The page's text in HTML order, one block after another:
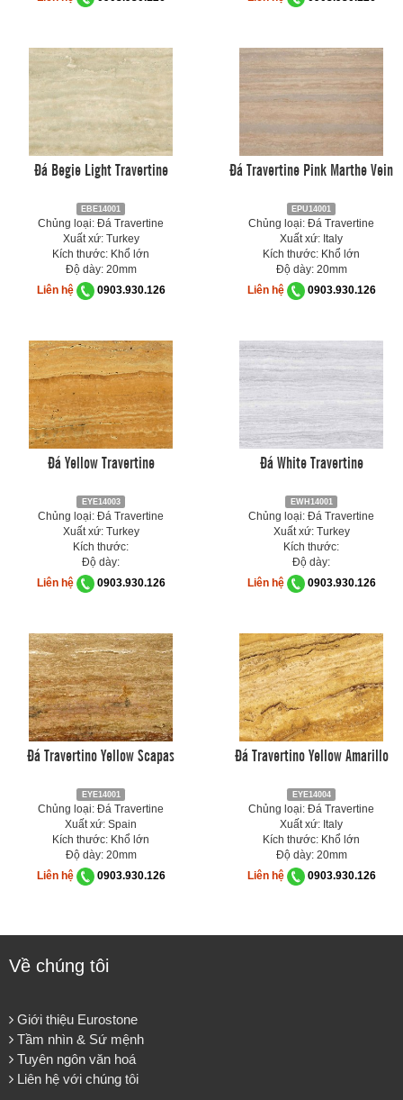
Đá Begie Light Travertine
EBE14001
Chủng loại: Đá Travertine
Xuất xứ: Turkey
Kích thước: Khổ lớn
Độ dày: 20mm
Liên hệ
0903.930.126
Đá Travertine Pink Marthe Vein
EPU14001
Chủng loại: Đá Travertine
Xuất xứ: Italy
Kích thước: Khổ lớn
Độ dày: 20mm
Liên hệ
0903.930.126
Đá Yellow Travertine
EYE14003
Chủng loại: Đá Travertine
Xuất xứ: Turkey
Kích thước:
Độ dày:
Liên hệ
0903.930.126
Đá White Travertine
EWH14001
Chủng loại: Đá Travertine
Xuất xứ: Turkey
Kích thước:
Độ dày:
Liên hệ
0903.930.126
Đá Travertino Yellow Scapas
EYE14001
Chủng loại: Đá Travertine
Xuất xứ: Spain
Kích thước: Khổ lớn
Độ dày: 20mm
Liên hệ
0903.930.126
Đá Travertino Yellow Amarillo
EYE14004
Chủng loại: Đá Travertine
Xuất xứ: Italy
Kích thước: Khổ lớn
Độ dày: 20mm
Liên hệ
0903.930.126
Về chúng tôi
Giới thiệu Eurostone
Tầm nhìn & Sứ mệnh
Tuyên ngôn văn hoá
Liên hệ với chúng tôi